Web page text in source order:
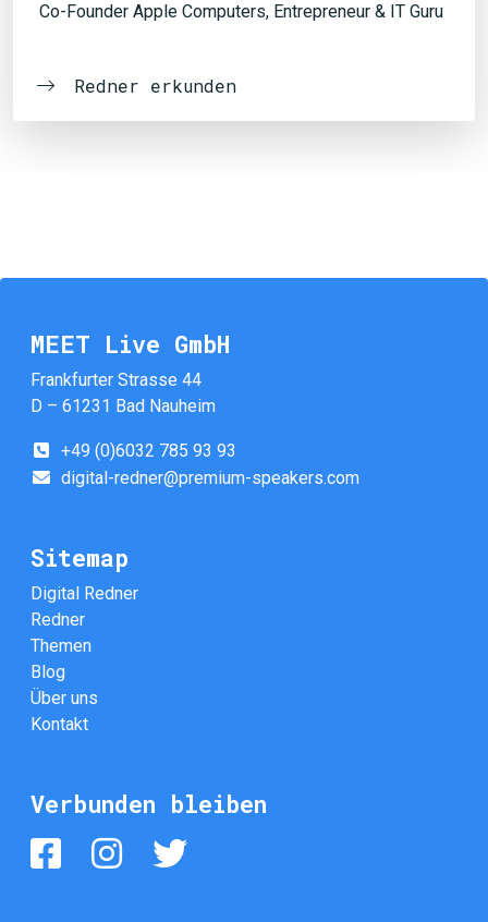
Co-Founder Apple Computers, Entrepreneur & IT Guru
Redner erkunden
MEET Live GmbH
Frankfurter Strasse 44
D – 61231 Bad Nauheim
+49 (0)6032 785 93 93
digital-redner@premium-speakers.com
Sitemap
Digital Redner
Redner
Themen
Blog
Über uns
Kontakt
Verbunden bleiben